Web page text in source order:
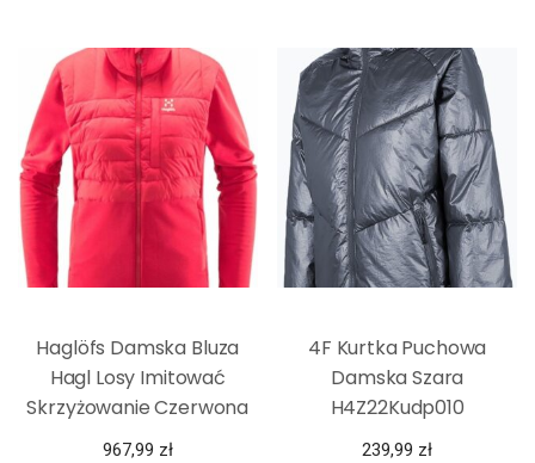
Haglöfs Damska Bluza
Hagl Losy Imitować
Skrzyżowanie Czerwona
967,99 zł
4F Kurtka Puchowa
Damska Szara
H4Z22Kudp010
239,99 zł